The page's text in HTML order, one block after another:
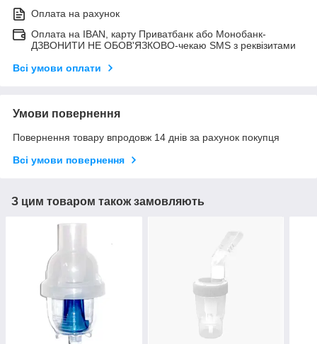
Оплата на рахунок
Оплата на IBAN, карту Приватбанк або Монобанк-
ДЗВОНИТИ НЕ ОБОВ'ЯЗКОВО-чекаю SMS з реквізитами
Всі умови оплати
Умови повернення
Повернення товару впродовж 14 днів за рахунок покупця
Всі умови повернення
З цим товаром також замовляють